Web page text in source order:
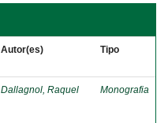
Autor(es) Tipo
Dallagnol, Raquel Monografia